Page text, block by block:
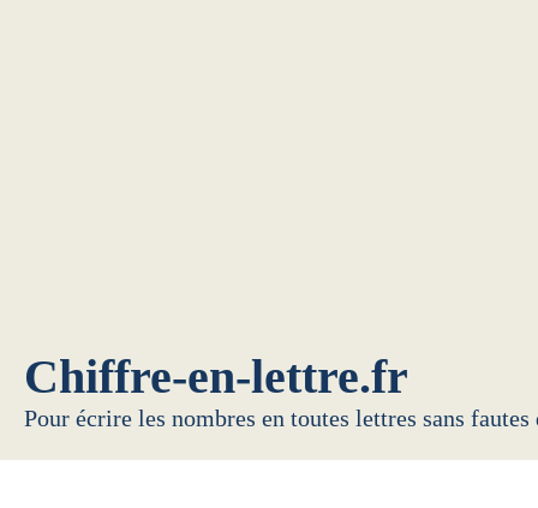
Chiffre-en-lettre.fr
Pour écrire les nombres en toutes lettres sans